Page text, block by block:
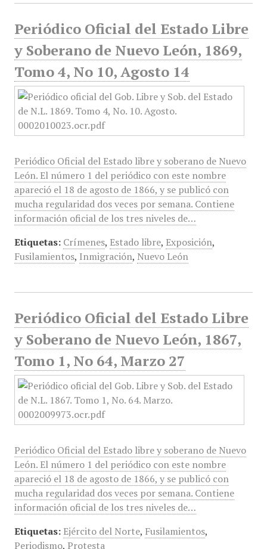
Periódico Oficial del Estado Libre
y Soberano de Nuevo León, 1869,
Tomo 4, No 10, Agosto 14
Periódico Oficial del Estado libre y soberano de Nuevo
León. El número 1 del periódico con este nombre
apareció el 18 de agosto de 1866, y se publicó con
mucha regularidad dos veces por semana. Contiene
información oficial de los tres niveles de…
Etiquetas: Crímenes, Estado libre, Exposición,
Fusilamientos, Inmigración, Nuevo León
Periódico Oficial del Estado Libre
y Soberano de Nuevo León, 1867,
Tomo 1, No 64, Marzo 27
Periódico Oficial del Estado libre y soberano de Nuevo
León. El número 1 del periódico con este nombre
apareció el 18 de agosto de 1866, y se publicó con
mucha regularidad dos veces por semana. Contiene
información oficial de los tres niveles de…
Etiquetas: Ejército del Norte, Fusilamientos,
Periodismo, Protesta